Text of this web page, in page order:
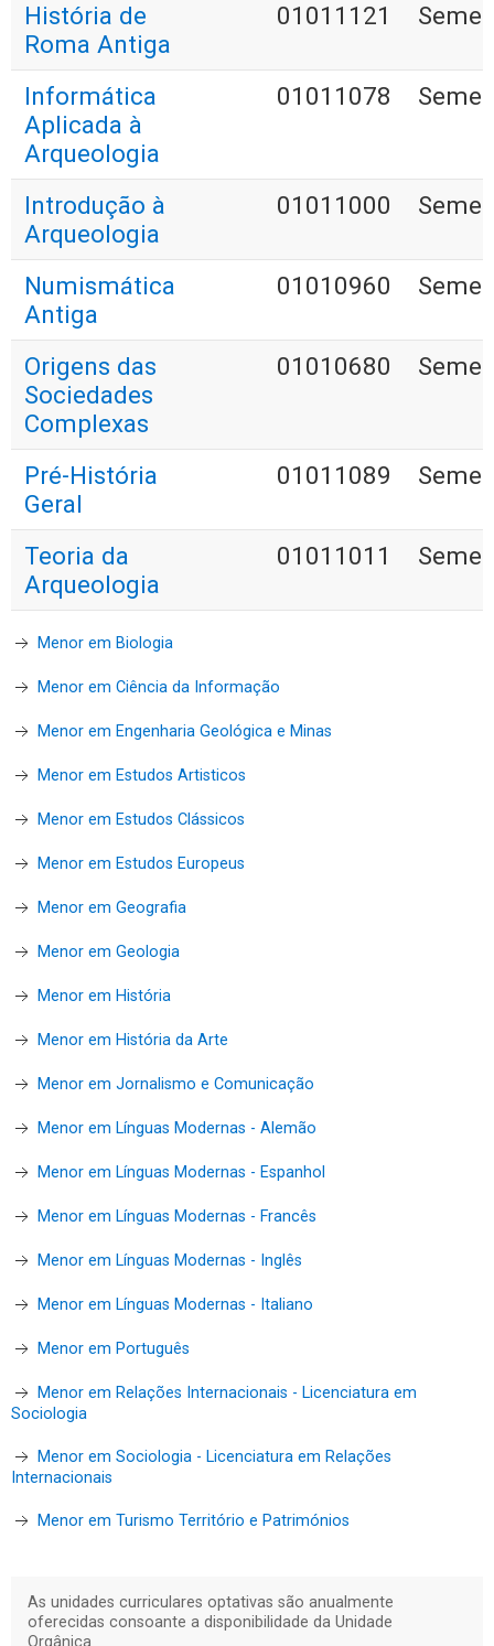
História de
Roma Antiga
01011121
Informática
Aplicada à
Arqueologia
01011078
Introdução à
Arqueologia
01011000
Numismática
Antiga
01010960
Origens das
Sociedades
Complexas
01010680
Pré-História
Geral
01011089
Teoria da
Arqueologia
01011011
Menor em Biologia
Menor em Ciência da Informação
Menor em Engenharia Geológica e Minas
Menor em Estudos Artisticos
Menor em Estudos Clássicos
Menor em Estudos Europeus
Menor em Geografia
Menor em Geologia
Menor em História
Menor em História da Arte
Menor em Jornalismo e Comunicação
Menor em Línguas Modernas - Alemão
Menor em Línguas Modernas - Espanhol
Menor em Línguas Modernas - Francês
Menor em Línguas Modernas - Inglês
Menor em Línguas Modernas - Italiano
Menor em Português
Menor em Relações Internacionais - Licenciatura em
Sociologia
Menor em Sociologia - Licenciatura em Relações
Internacionais
Menor em Turismo Território e Patrimónios
As unidades curriculares optativas são anualmente
oferecidas consoante a disponibilidade da Unidade
Orgânica